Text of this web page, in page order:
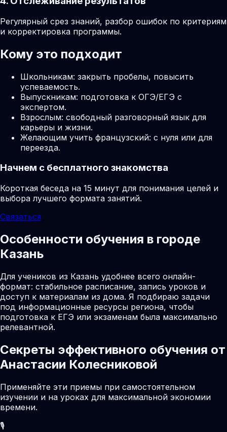
Регулярный срез знаний, разбор ошибок по критериям
и корректировка программы.
Кому это подходит
Школьникам: закрыть пробелы, повысить
успеваемость.
Выпускникам: подготовка к ОГЭ/ЕГЭ с
экспертом.
Взрослым: свободный разговорный язык для
карьеры и жизни.
Желающим учить французский: с нуля или для
переезда.
Начнем с бесплатного знакомства
Короткая беседа на 15 минут для понимания целей и
выбора лучшего формата занятий.
Связаться
Особенности обучения в городе
Казань
Для учеников из Казань удобнее всего онлайн-
формат: стабильное расписание, запись уроков и
доступ к материалам из дома. Я подбираю задачи
под информационные ресурсы региона, чтобы
подготовка к ЕГЭ или экзаменам была максимально
релевантной.
Секреты эффективного обучения от
Анастасии Колесниковой
Применяйте эти приемы при самостоятельном
изучении и на уроках для максимальной экономии
времени.
🎙️